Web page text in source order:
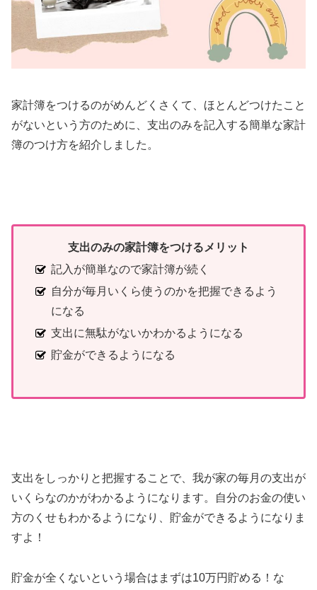
家計簿をつけるのがめんどくさくて、ほとんどつけたこと
がないという方のために、支出のみを記入する簡単な家計
簿のつけ方を紹介しました。
支出のみの家計簿をつけるメリット
記入が簡単なので家計簿が続く
自分が毎月いくら使うのかを把握できるよう
になる
支出に無駄がないかわかるようになる
貯金ができるようになる
支出をしっかりと把握することで、我が家の毎月の支出が
いくらなのかがわかるようになります。自分のお金の使い
方のくせもわかるようになり、貯金ができるようになりま
すよ！
貯金が全くないという場合はまずは10万円貯める！な